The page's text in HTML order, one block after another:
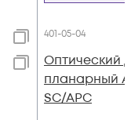
401-05-04
Оптический
планарный
SC/APC